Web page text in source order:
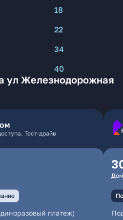
18
22
34
40
ул Железнодорожная
Тест-драйв
платеж)